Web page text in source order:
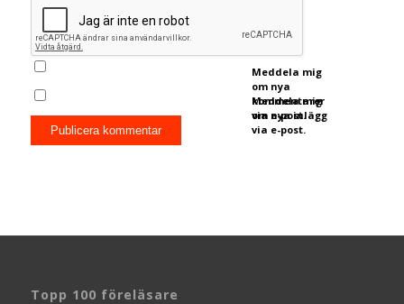
Meddela mig
om nya
kommentarer
via e-post.
Meddela mig
om nya inlägg
via e-post.
Topp 100 föreläsare